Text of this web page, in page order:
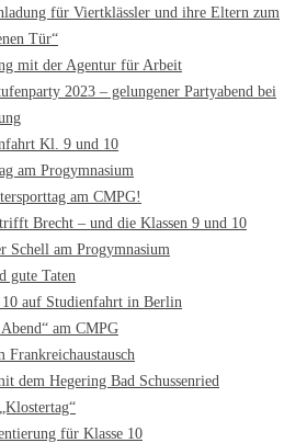
für Viertklässler und ihre Eltern zum
Tür“
mit der Agentur für Arbeit
2023 – gelungener Partyabend bei
Kl. 9 und 10
am Progymnasium
am CMPG!
trifft Brecht – und die Klassen 9 und 10
Schell am Progymnasium
gute Taten
10 auf Studienfahrt in Berlin
am CMPG
Frankreichaustausch
dem Hegering Bad Schussenried
für Klasse 10